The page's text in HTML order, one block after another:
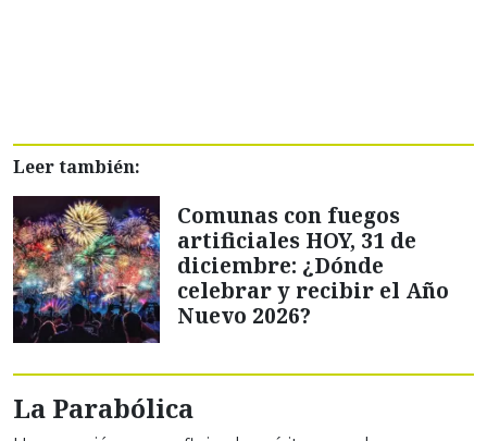
Leer también:
Comunas con fuegos
artificiales HOY, 31 de
diciembre: ¿Dónde
celebrar y recibir el Año
Nuevo 2026?
La Parabólica